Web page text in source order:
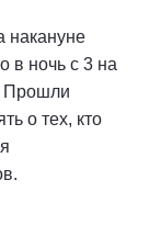
накануне
в ночь с 3 на
Прошли
о тех, кто